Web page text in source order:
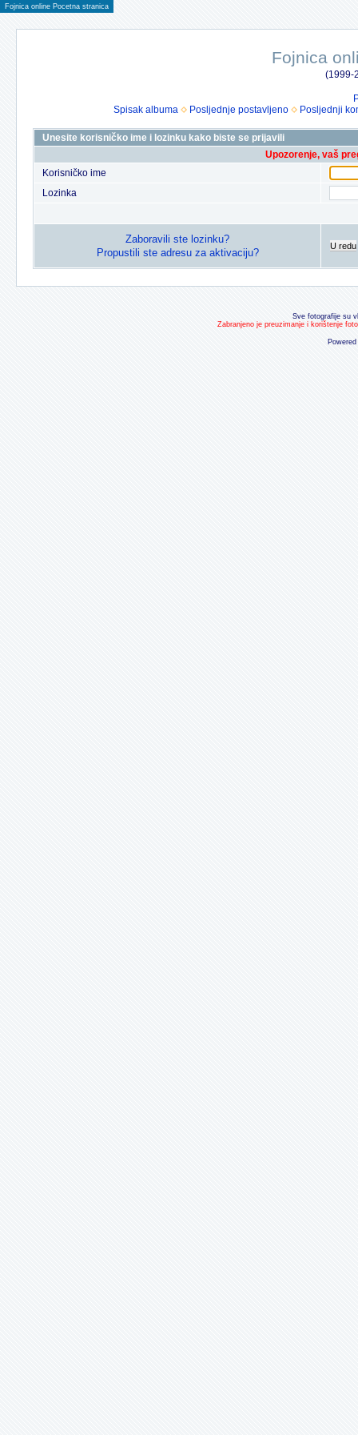
Fojnica online Pocetna stranica
Fojnica
(1999-
Spisak albuma
Posljednje postavljeno Posljednji
Unesite korisničko ime i lozinku kako biste se prijavili
Upozorenje, vaš
Korisničko ime
Lozinka
Zaboravili ste lozinku?
Propustili ste adresu za aktivaciju?
U redu
Sve fotografije su
Zabranjeno je preuzimanje i korištenje